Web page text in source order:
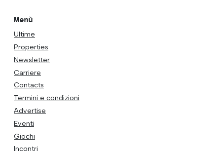
Menù
Ultime
Properties
Newsletter
Carriere
Contacts
Termini e condizioni
Advertise
Eventi
Giochi
Incontri